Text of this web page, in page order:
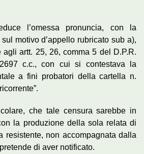
l’omessa pronuncia, con la
motivo d’appello rubricato sub a),
artt. 25, 26, comma 5 del D.P.R.
c.c., con cui si contestava la
a fini probatori della cartella n.
che tale censura sarebbe in
la produzione della sola relata di
resistente, non accompagnata dalla
di aver notificato.